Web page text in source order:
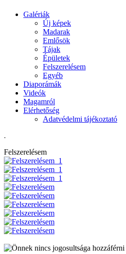
Galériák
Új képek
Madarak
Emlősök
Tájak
Épületek
Felszerelésem
Egyéb
Diaporámák
Videók
Magamról
Elérhetőség
Adatvédelmi tájékoztató
.
Felszerelésem